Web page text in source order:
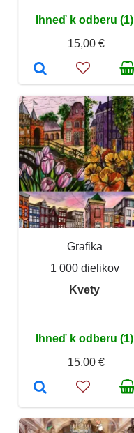
Ihneď k odberu (1)
15,00 €
Grafika
1 000 dielikov
Kvety
Ihneď k odberu (1)
15,00 €